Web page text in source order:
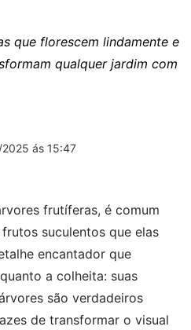
que florescem lindamente e
qualquer jardim com
ás 15:47
frutíferas, é comum
suculentos que elas
encantador que
a colheita: suas
são verdadeiros
de transformar o visual